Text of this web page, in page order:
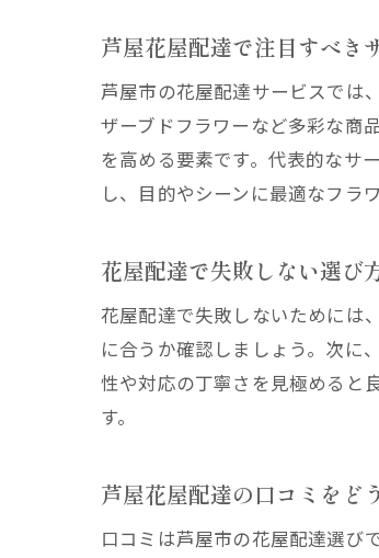
芦屋花屋配達で注目すべき
芦屋市の花屋配達サービスでは
ザーブドフラワーなど多彩な商
を高める要素です。代表的なサ
し、目的やシーンに最適なフラ
花屋配達で失敗しない選び
花屋配達で失敗しないためには
に合うか確認しましょう。次に
性や対応の丁寧さを見極めると
す。
芦屋花屋配達の口コミをど
口コミは芦屋市の花屋配達選び